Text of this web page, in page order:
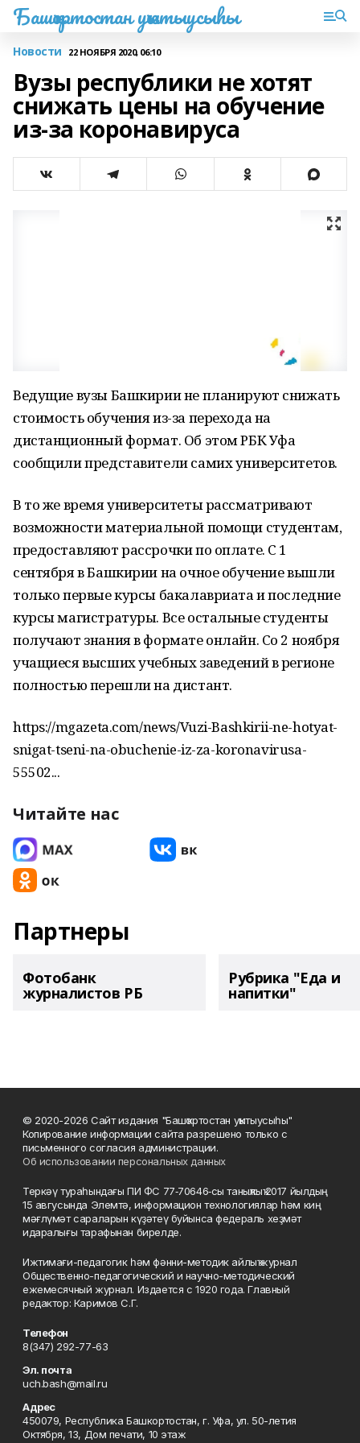
Башҡортостан уҡытыусыһы
Новости 22 НОЯБРЯ 2020, 06:10
Вузы республики не хотят
снижать цены на обучение
из-за коронавируса
Ведущие вузы Башкирии не планируют снижать
стоимость обучения из-за перехода на
дистанционный формат. Об этом РБК Уфа
сообщили представители самих университетов.
В то же время университеты рассматривают
возможности материальной помощи студентам,
предоставляют рассрочки по оплате. С 1
сентября в Башкирии на очное обучение вышли
только первые курсы бакалавриата и последние
курсы магистратуры. Все остальные студенты
получают знания в формате онлайн. Со 2 ноября
учащиеся высших учебных заведений в регионе
полностью перешли на дистант.
https://mgazeta.com/news/Vuzi-Bashkirii-ne-hotyat-
snigat-tseni-na-obuchenie-iz-za-koronavirusa-
55502...
Читайте нас
Партнеры
Фотобанк
журналистов РБ
Рубрика "Еда и
напитки"
© 2020-2026 Сайт издания "Башҡортостан уҡытыусыһы"
Копирование информации сайта разрешено только с
письменного согласия администрации.
Об использовании персональных данных
Теркәү тураһындағы ПИ ФС 77‑70646‑сы таныҡлыҡ 2017 йылдың
15 авгусында Элемтә, информацион технологиялар һәм киң
мәғлүмәт сараларын күҙәтеү буйынса федераль хеҙмәт
идаралығы тарафынан бирелде.
Ижтимағи-педагогик һәм фәнни-методик айлыҡ журнал
Общественно-педагогический и научно-методический
ежемесячный журнал. Издается с 1920 года. Главный
редактор: Каримов С.Г.
Телефон
8(347) 292-77-63
Эл. почта
uch.bash@mail.ru
Адрес
450079, Республика Башкортостан, г. Уфа, ул. 50-летия
Октября, 13, Дом печати, 10 этаж